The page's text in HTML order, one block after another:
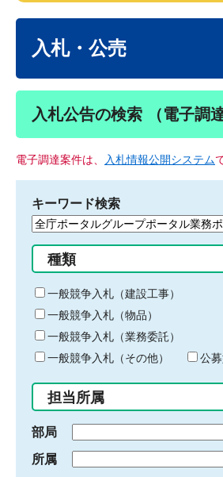
入札・公売
入札公告の検索 （電子調
電子調達案件は、 入札情報公開システム
キーワード検索
検
る
キ
ー
ワ
ー
ド
入
力
種類
一般競争入札（建設工事）
一般競争入札（物品）
一般競争入札（業務委託）
一般競争入札（その他）
公
担当所属
部局
所属